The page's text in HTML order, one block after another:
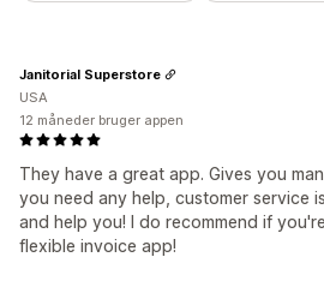
They have a great app. Gives you
you need any help, customer service
and help you! I do recommend if
flexible invoice app!
Janitorial Superstore
USA
12 måneder bruger appen